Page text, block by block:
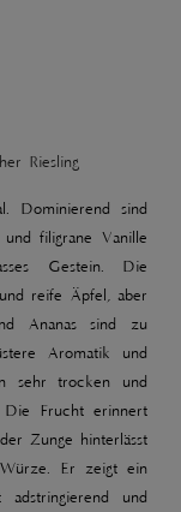
Riesling
Dominierend sind
filigrane Vanille
Gestein. Die
reife Äpfel, aber
Ananas sind zu
Aromatik und
sehr trocken und
Frucht erinnert
Zunge hinterlässt
Er zeigt ein
und